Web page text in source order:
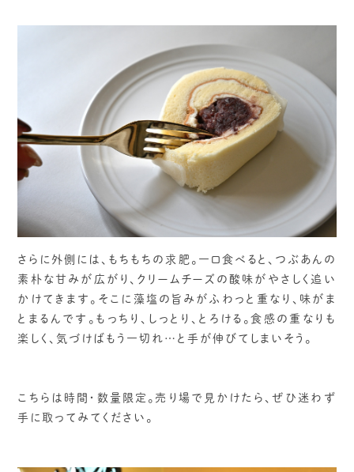
さらに外側には、もちもちの求肥。一口食べると、つぶあんの
素朴な甘みが広がり、クリームチーズの酸味がやさしく追い
かけてきます。そこに藻塩の旨みがふわっと重なり、味がま
とまるんです。もっちり、しっとり、とろける。食感の重なりも
楽しく、気づけばもう一切れ…と手が伸びてしまいそう。
こちらは時間・数量限定。売り場で見かけたら、ぜひ迷わず
手に取ってみてください。